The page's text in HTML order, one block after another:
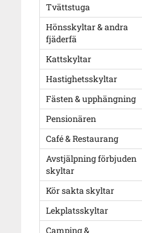
Tvättstuga
Hönsskyltar & andra
fjäderfä
Kattskyltar
Hastighetsskyltar
Fästen & upphängning
Pensionären
Café & Restaurang
Avstjälpning förbjuden
skyltar
Kör sakta skyltar
Lekplatsskyltar
Camping &